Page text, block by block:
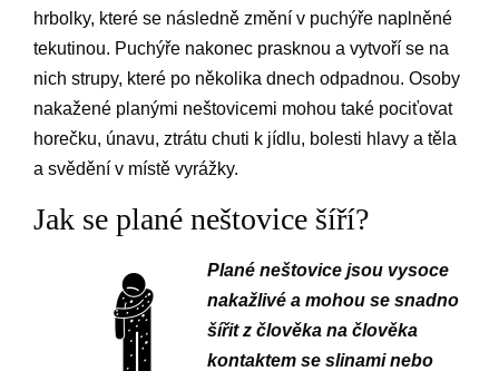
hrbolky, které se následně změní v puchýře naplněné
tekutinou. Puchýře nakonec prasknou a vytvoří se na
nich strupy, které po několika dnech odpadnou. Osoby
nakažené planými neštovicemi mohou také pociťovat
horečku, únavu, ztrátu chuti k jídlu, bolesti hlavy a těla
a svědění v místě vyrážky.
Jak se plané neštovice šíří?
Plané neštovice jsou vysoce
nakažlivé a mohou se snadno
šířit z člověka na člověka
kontaktem se slinami nebo